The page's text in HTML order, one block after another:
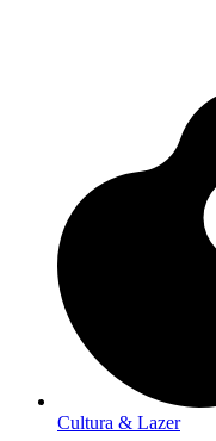
Cultura & Lazer